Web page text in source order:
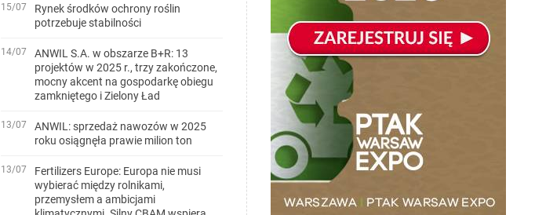
15/07
Rynek środków ochrony roślin
potrzebuje stabilności
14/07
ANWIL S.A. w obszarze B+R: 13
projektów w 2025 r., trzy zakończone,
mocny akcent na gospodarkę obiegu
zamkniętego i Zielony Ład
13/07
ANWIL: sprzedaż nawozów w 2025
roku osiągnęła prawie milion ton
13/07
Fertilizers Europe: Europa nie musi
wybierać między rolnikami,
przemysłem a ambicjami